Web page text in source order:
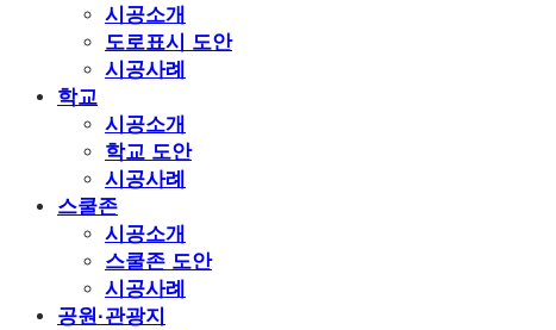
시공소개
도로표시 도안
시공사례
학교
시공소개
학교 도안
시공사례
스쿨존
시공소개
스쿨존 도안
시공사례
공원·관광지